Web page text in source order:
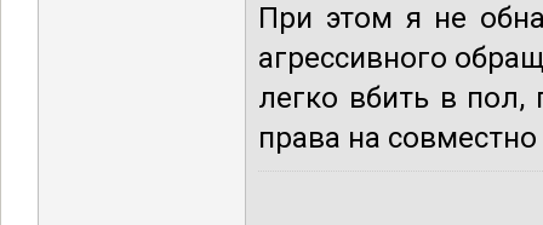
При этом я не
агрессивного
легко вбить в пол,
права на